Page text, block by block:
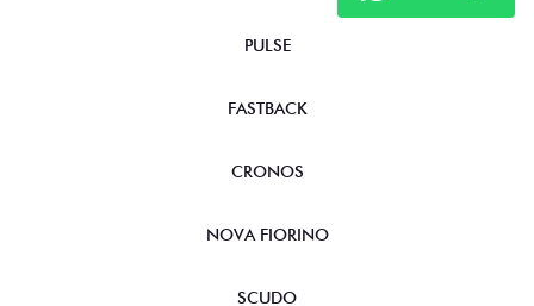
PULSE
FASTBACK
CRONOS
NOVA FIORINO
SCUDO